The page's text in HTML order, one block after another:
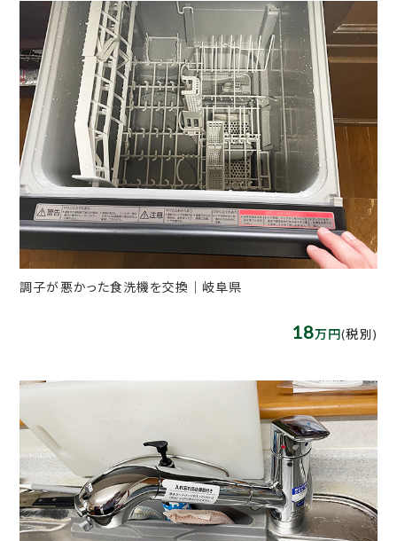
調子が悪かった食洗機を交換｜岐阜県
18万円(税別)